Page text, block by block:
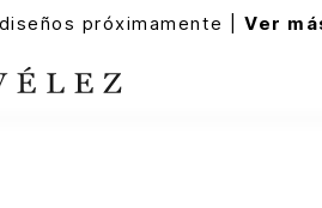
próximamente |Ver